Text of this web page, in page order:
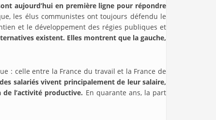
aujourd’hui en première ligne pour répondre
les élus communistes ont toujours défendu le
et le développement des régies publiques et
existent. Elles montrent que la gauche,
: celle entre la France du travail et la France de
salariés vivent principalement de leur salaire,
l’activité productive. En quarante ans, la part